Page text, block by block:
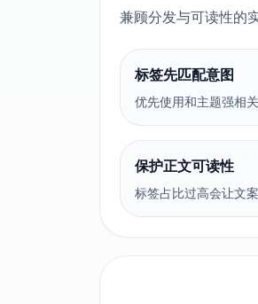
兼顾分发与可读性的
标签先匹配意图
优先使用和主题强相
保护正文可读性
标签占比过高会让文